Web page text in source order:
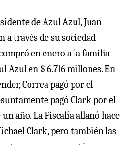
de Azul Azul, Juan
a través de su sociedad
en enero a la familia
Azul en $ 6.716 millones. En
Correa pagó por el
pagó Clark por el
un año. La Fiscalía allanó hace
Clark, pero también las